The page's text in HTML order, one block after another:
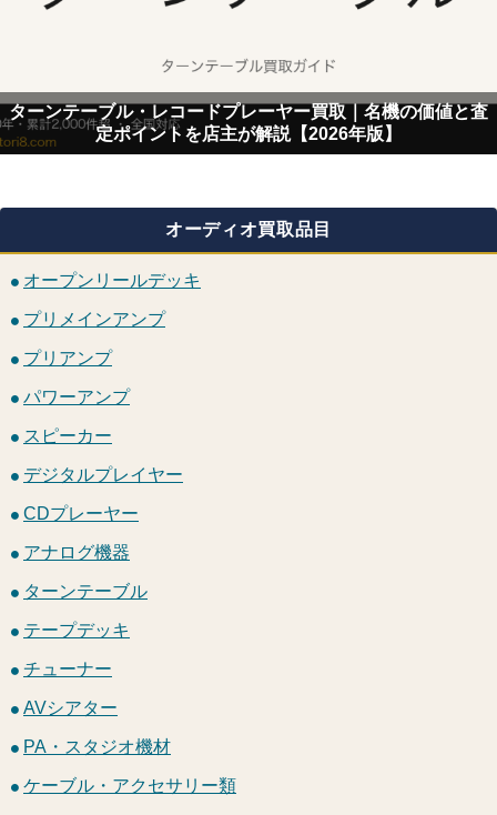
ターンテーブル・レコードプレーヤー買取｜名機の価値と査
定ポイントを店主が解説【2026年版】
オーディオ買取品目
オープンリールデッキ
プリメインアンプ
プリアンプ
パワーアンプ
スピーカー
デジタルプレイヤー
CDプレーヤー
アナログ機器
ターンテーブル
テープデッキ
チューナー
AVシアター
PA・スタジオ機材
ケーブル・アクセサリー類